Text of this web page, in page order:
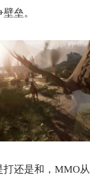
垒。
打还是和，MMO